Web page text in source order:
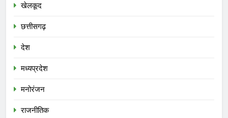
खेलकूद
छत्तीसगढ़
देश
मध्‍यप्रदेश
मनोरंजन
राजनीतिक